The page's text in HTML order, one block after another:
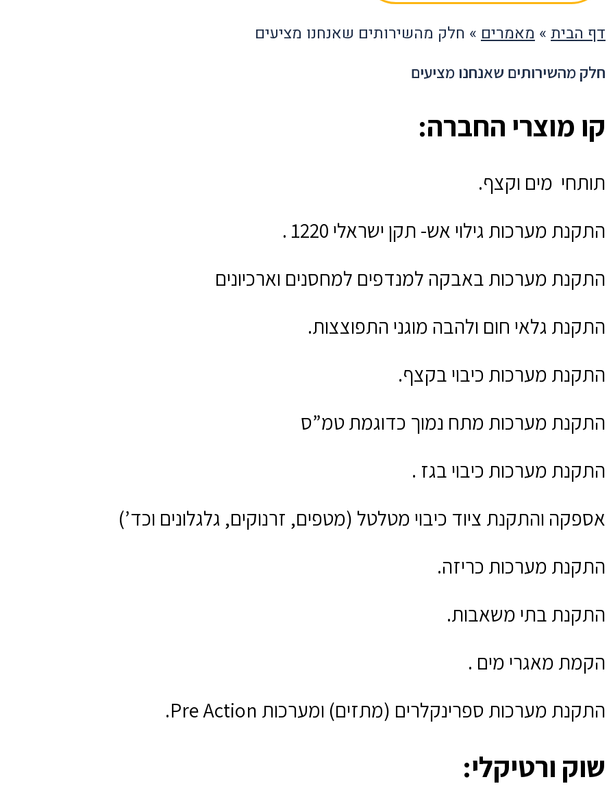
דף הבית » מאמרים » חלק מהשירותים שאנחנו מציעים
חלק מהשירותים שאנחנו מציעים
קו מוצרי החברה:
תותחי מים וקצף.
התקנת מערכות גילוי אש- תקן ישראלי 1220 .
התקנת מערכות באבקה למנדפים למחסנים וארכיונים
התקנת גלאי חום ולהבה מוגני התפוצצות.
התקנת מערכות כיבוי בקצף.
התקנת מערכות מתח נמוך כדוגמת טמ”ס
התקנת מערכות כיבוי בגז .
אספקה והתקנת ציוד כיבוי מטלטל (מטפים, זרנוקים, גלגלונים וכד’)
התקנת מערכות כריזה.
התקנת בתי משאבות.
הקמת מאגרי מים .
התקנת מערכות ספרינקלרים (מתזים) ומערכות Pre Action.
שוק ורטיקלי: